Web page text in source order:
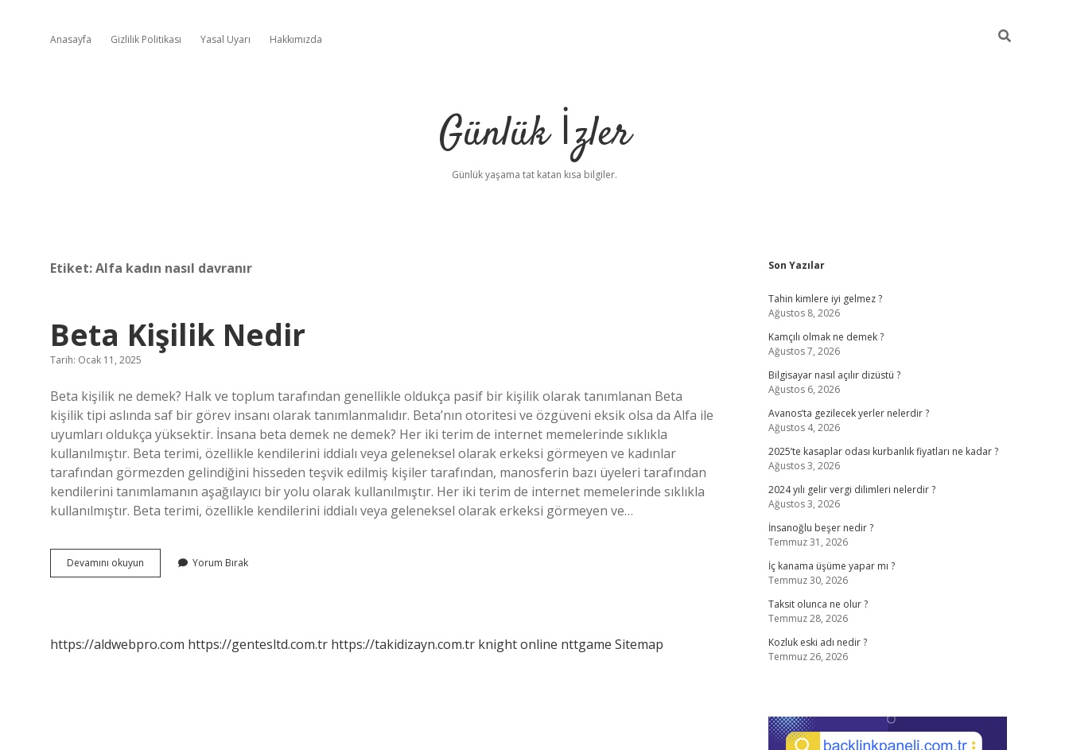
Anasayfa Gizlilik Politikası Yasal Uyarı Hakkımızda
Günlük İzler
Günlük yaşama tat katan kısa bilgiler.
Etiket:Alfa kadın nasıl davranır
Beta Kişilik Nedir
Tarih: Ocak 11, 2025
Beta kişilik ne demek? Halk ve toplum tarafından genellikle oldukça pasif bir kişilik olarak tanımlanan Beta
kişilik tipi aslında saf bir görev insanı olarak tanımlanmalıdır. Beta’nın otoritesi ve özgüveni eksik olsa da Alfa ile
uyumları oldukça yüksektir. İnsana beta demek ne demek? Her iki terim de internet memelerinde sıklıkla
kullanılmıştır. Beta terimi, özellikle kendilerini iddialı veya geleneksel olarak erkeksi görmeyen ve kadınlar
tarafından görmezden gelindiğini hisseden teşvik edilmiş kişiler tarafından, manosferin bazı üyeleri tarafından
kendilerini tanımlamanın aşağılayıcı bir yolu olarak kullanılmıştır. Her iki terim de internet memelerinde sıklıkla
kullanılmıştır. Beta terimi, özellikle kendilerini iddialı veya geleneksel olarak erkeksi görmeyen ve…
Devamını okuyun
Kişilik
Yorum Bırak
https://aldwebpro.com https://gentesltd.com.tr https://takidizayn.com.tr knight online nttgame Sitemap
Sidebar
Son Yazılar
Tahin kimlere iyi gelmez ?
Ağustos 8, 2026
Kamçılı olmak ne demek ?
Ağustos 7, 2026
Bilgisayar nasıl açılır dizüstü ?
Ağustos 6, 2026
Avanos’ta gezilecek yerler nelerdir ?
Ağustos 4, 2026
2025’te kasaplar odası kurbanlık fiyatları ne kadar ?
Ağustos 3, 2026
2024 yılı gelir vergi dilimleri nelerdir ?
Ağustos 3, 2026
İnsanoğlu beşer nedir ?
Temmuz 31, 2026
İç kanama üşüme yapar mı ?
Temmuz 30, 2026
Taksit olunca ne olur ?
Temmuz 28, 2026
Kozluk eski adı nedir ?
Temmuz 26, 2026